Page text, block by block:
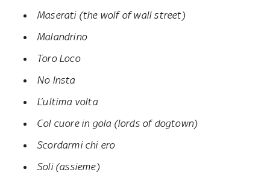
Maserati (the wolf of wall street)
Malandrino
Toro Loco
No Insta
L’ultima volta
Col cuore in gola (lords of dogtown)
Scordarmi chi ero
Soli (assieme)